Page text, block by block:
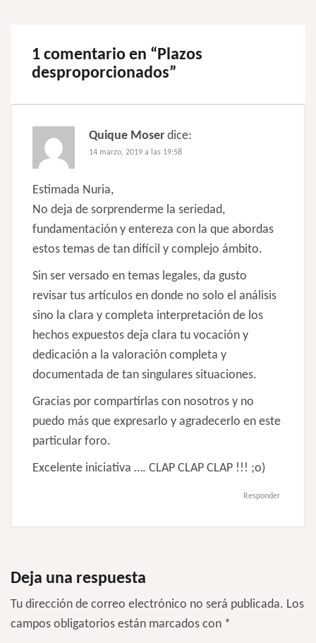
1 comentario en “ Plazos
desproporcionados”
Quique Moser dice:
14 marzo, 2019 a las 19:58
Estimada Nuria,
No deja de sorprenderme la seriedad,
fundamentación y entereza con la que abordas
estos temas de tan difícil y complejo ámbito.
Sin ser versado en temas legales, da gusto
revisar tus artículos en donde no solo el análisis
sino la clara y completa interpretación de los
hechos expuestos deja clara tu vocación y
dedicación a la valoración completa y
documentada de tan singulares situaciones.
Gracias por compartirlas con nosotros y no
puedo más que expresarlo y agradecerlo en este
particular foro.
Excelente iniciativa …. CLAP CLAP CLAP !!! ;o)
Responder
Deja una respuesta
Tu dirección de correo electrónico no será publicada. Los
campos obligatorios están marcados con *